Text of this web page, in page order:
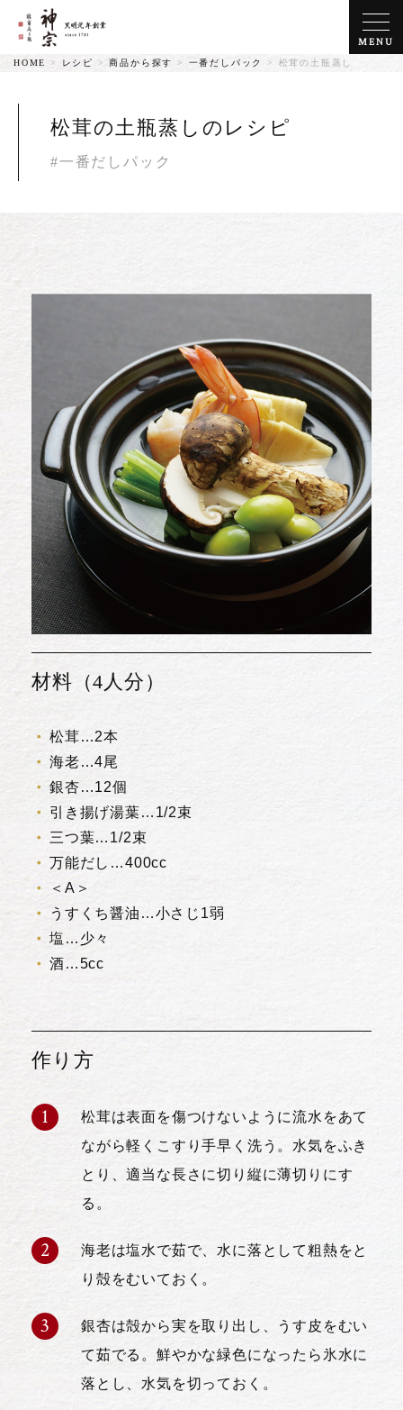
MENU
HOME > レシピ >商品から探す > 一番だしパック > 松茸の土瓶蒸し
松茸の土瓶蒸しのレシピ
#一番だしパック
材料（4人分）
松茸…2本
海老…4尾
銀杏…12個
引き揚げ湯葉…1/2束
三つ葉…1/2束
万能だし…400cc
＜A＞
うすくち醤油…小さじ1弱
塩…少々
酒…5cc
作り方
松茸は表面を傷つけないように流水をあて
ながら軽くこすり手早く洗う。水気をふき
とり、適当な長さに切り縦に薄切りにす
る。
海老は塩水で茹で、水に落として粗熱をと
り殻をむいておく。
銀杏は殻から実を取り出し、うす皮をむい
て茹でる。鮮やかな緑色になったら氷水に
落とし、水気を切っておく。